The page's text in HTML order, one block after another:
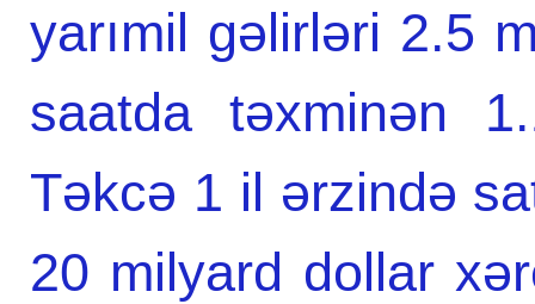
yarımil gəlirləri 2.5
saatda təxminən
Təkcə 1 il ərzində
20 milyard dollar